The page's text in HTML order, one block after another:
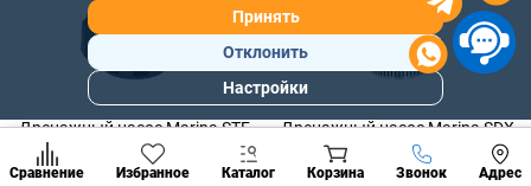
Дренажный насос Marina STF
400 HL
Дренажный насос Marina SDX
600/E HL
Сравнение Избранное Каталог Корзина Звонок Адрес
Позвонить
разделы
Принять
Отклонить
Настройки